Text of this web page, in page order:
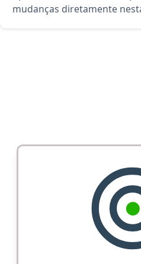
mudanças diretamente